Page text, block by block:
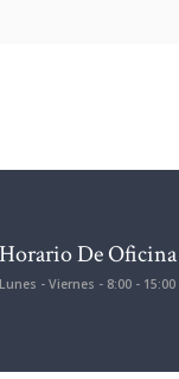
Horario De Oficina
Lunes - Viernes - 8:00 - 15:00